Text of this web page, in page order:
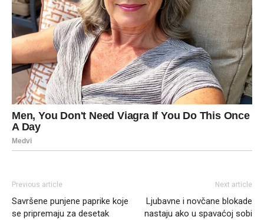
Previous article
Savršene punjene paprike koje
se pripremaju za desetak
Next article
Ljubavne i novčane blokade
nastaju ako u spavaćoj sobi